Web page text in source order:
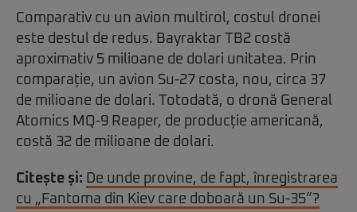
Comparativ cu un avion multirol, costul dronei
este destul de redus. Bayraktar TB2 costă
aproximativ 5 milioane de dolari unitatea. Prin
comparație, un avion Su-27 costa, nou, circa 37
de milioane de dolari. Totodată, o dronă General
Atomics MQ-9 Reaper, de producție americană,
costă 32 de milioane de dolari.
Citește și: De unde provine, de fapt, înregistrarea
cu „Fantoma din Kiev care doboară un Su-35”?